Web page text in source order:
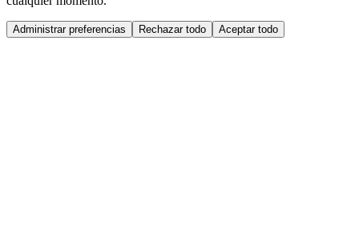
Administrar preferencias Rechazar todo Aceptar todo